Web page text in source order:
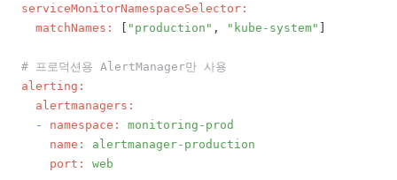
serviceMonitorNamespaceSelector:
matchNames:
"production" , "kube-system"
# 프로덕션용 AlertManager만 사용
alerting:
alertmanagers:
-
namespace:
monitoring-prod
name:
alertmanager-production
port:
web